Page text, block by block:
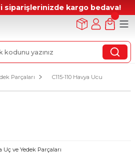
siparişlerinizde kargo bedava!
Parçaları C115-110 Havya Ucu
Uç ve Yedek Parçaları